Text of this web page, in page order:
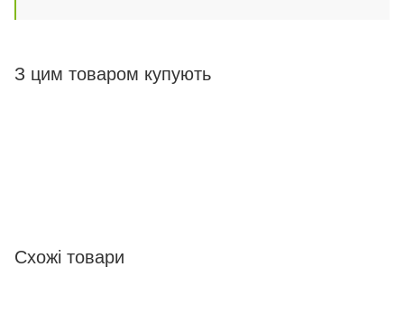
З цим товаром купують
Схожі товари